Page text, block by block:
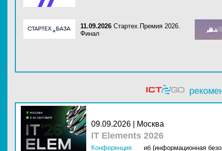
11.09.2026 Стартех.Премия 2026.
Финал
09.09.2026 | Москва
IT Elements 2026
Конференция
иб (информационная